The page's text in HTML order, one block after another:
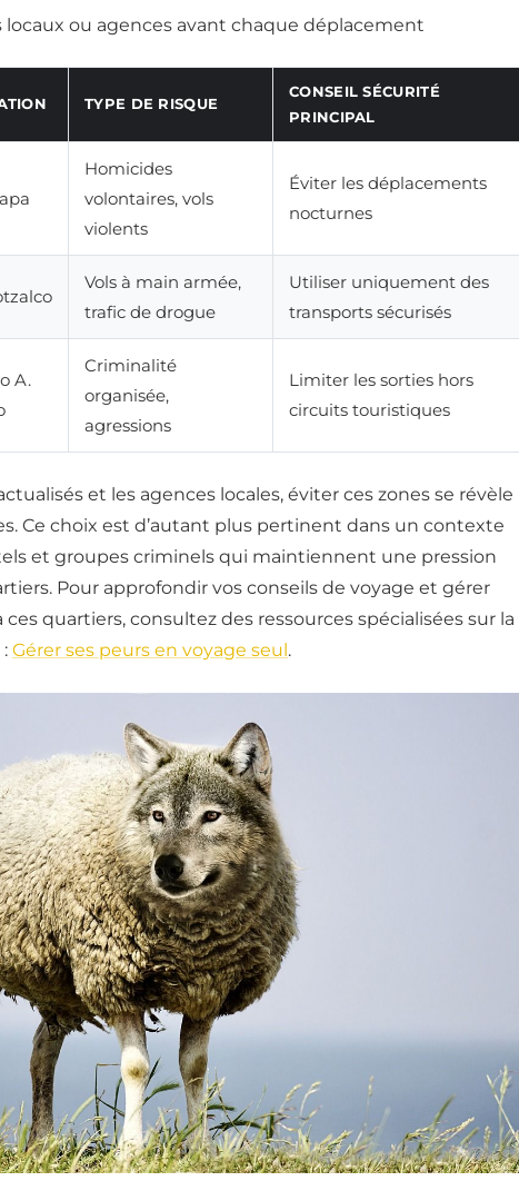
locaux ou agences avant chaque déplacement
TYPE DE RISQUE
CONSEIL SÉCURITÉ
PRINCIPAL
Homicides
volontaires, vols
violents
Éviter les déplacements
nocturnes
Vols à main armée,
trafic de drogue
Utiliser uniquement des
transports sécurisés
A.
Criminalité
organisée,
agressions
Limiter les sorties hors
circuits touristiques
et les agences locales, éviter ces zones se révèle
Ce choix est d’autant plus pertinent dans un contexte
et groupes criminels qui maintiennent une pression
Pour approfondir vos conseils de voyage et gérer
quartiers, consultez des ressources spécialisées sur la
Gérer ses peurs en voyage seul .